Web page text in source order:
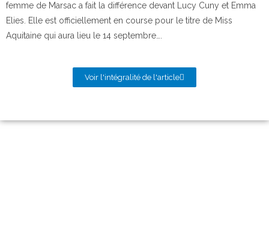
femme de Marsac a fait la différence devant Lucy Cuny et Emma
Elies. Elle est officiellement en course pour le titre de Miss
Aquitaine qui aura lieu le 14 septembre….
Voir l'intégralité de l'article